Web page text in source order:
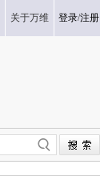
关于万维 登录/注册